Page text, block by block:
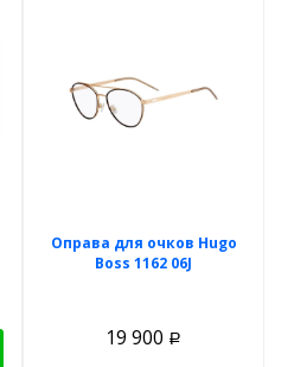
Оправа для очков Hugo
Boss 1162 06J
19 900 Р